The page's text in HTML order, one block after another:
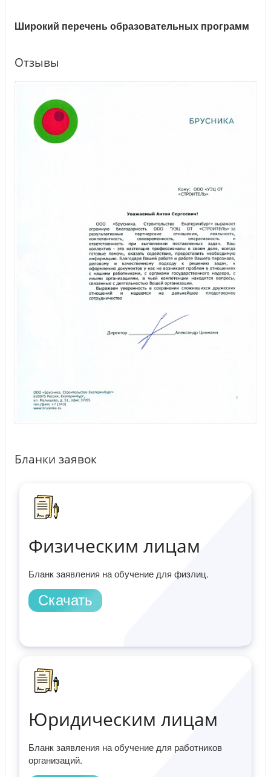
Широкий перечень образовательных программ
Отзывы
Бланки заявок
Физическим лицам
Бланк заявления на обучение для физлиц.
Скачать
Юридическим лицам
Бланк заявления на обучение для работников
организаций.